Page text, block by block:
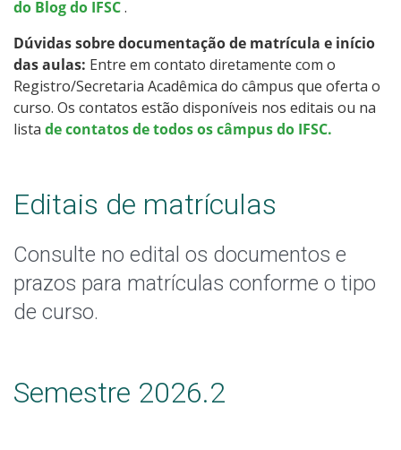
Resultados
Resultados Vagas Remanescentes
Calendário de inscrições
Cotas
Orientações para Matrícula
do Blog do IFSC.
Dúvidas sobre documentação de matrícula e início
das aulas: Entre em contato diretamente com o
Registro/Secretaria Acadêmica do câmpus que oferta o
curso. Os contatos estão disponíveis nos editais ou na
lista de contatos de todos os câmpus do IFSC.
Editais de matrículas
Consulte no edital os documentos e
prazos para matrículas conforme o tipo
de curso.
Semestre 2026.2